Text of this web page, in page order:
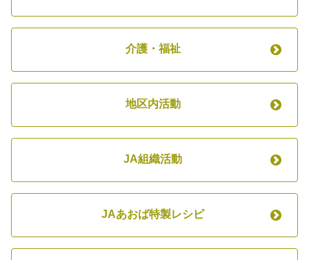
介護・福祉
地区内活動
JA組織活動
JAあおば特製レシピ